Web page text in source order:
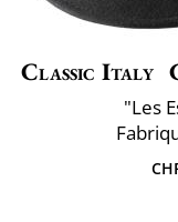
Classic Italy
"Les